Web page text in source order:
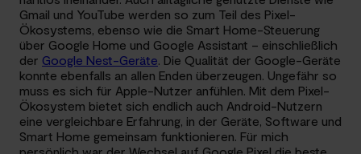
Gmail und YouTube werden so zum Teil des Pixel-
Ökosystems, ebenso wie die Smart Home-Steuerung
über Google Home und Google Assistant – einschließlich
der Google Nest-Geräte . Die Qualität der Google-Geräte
konnte ebenfalls an allen Enden überzeugen. Ungefähr so
muss es sich für Apple-Nutzer anfühlen. Mit dem Pixel-
Ökosystem bietet sich endlich auch Android-Nutzern
eine vergleichbare Erfahrung, in der Geräte, Software und
Smart Home gemeinsam funktionieren. Für mich
persönlich war der Wechsel auf Google Pixel die beste